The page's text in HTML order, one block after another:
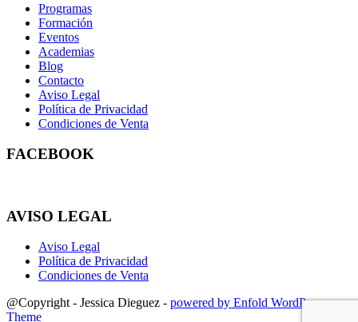
Programas
Formación
Eventos
Academias
Blog
Contacto
Aviso Legal
Política de Privacidad
Condiciones de Venta
FACEBOOK
AVISO LEGAL
Aviso Legal
Política de Privacidad
Condiciones de Venta
@Copyright - Jessica Dieguez - powered by Enfold WordPress
Theme